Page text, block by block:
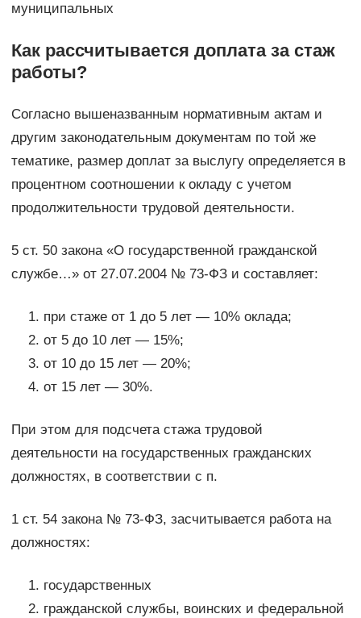
муниципальных
Как рассчитывается доплата за стаж
работы?
Согласно вышеназванным нормативным актам и
другим законодательным документам по той же
тематике, размер доплат за выслугу определяется в
процентном соотношении к окладу с учетом
продолжительности трудовой деятельности.
5 ст. 50 закона «О государственной гражданской
службе…» от 27.07.2004 № 73-ФЗ и составляет:
при стаже от 1 до 5 лет — 10% оклада;
от 5 до 10 лет — 15%;
от 10 до 15 лет — 20%;
от 15 лет — 30%.
При этом для подсчета стажа трудовой
деятельности на государственных гражданских
должностях, в соответствии с п.
1 ст. 54 закона № 73-ФЗ, засчитывается работа на
должностях:
государственных
гражданской службы, воинских и федеральной